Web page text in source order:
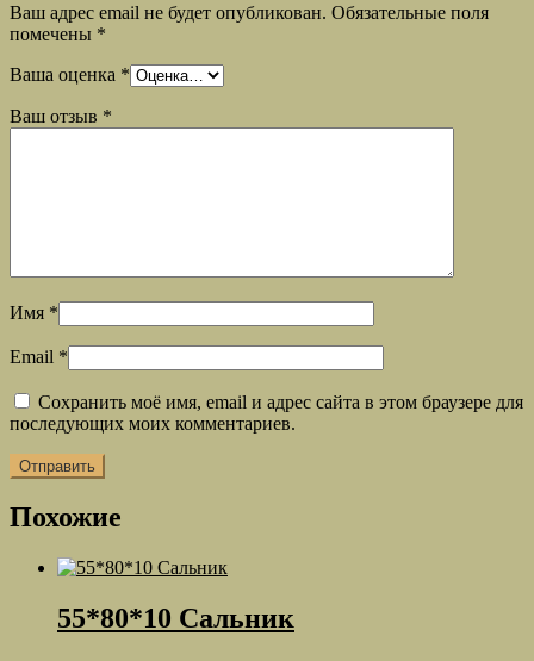
Ваш адрес email не будет опубликован. Обязательные поля
помечены *
Ваша оценка *
Ваш отзыв *
Имя *
Email *
Сохранить моё имя, email и адрес сайта в этом браузере для
последующих моих комментариев.
Похожие
55*80*10 Сальник